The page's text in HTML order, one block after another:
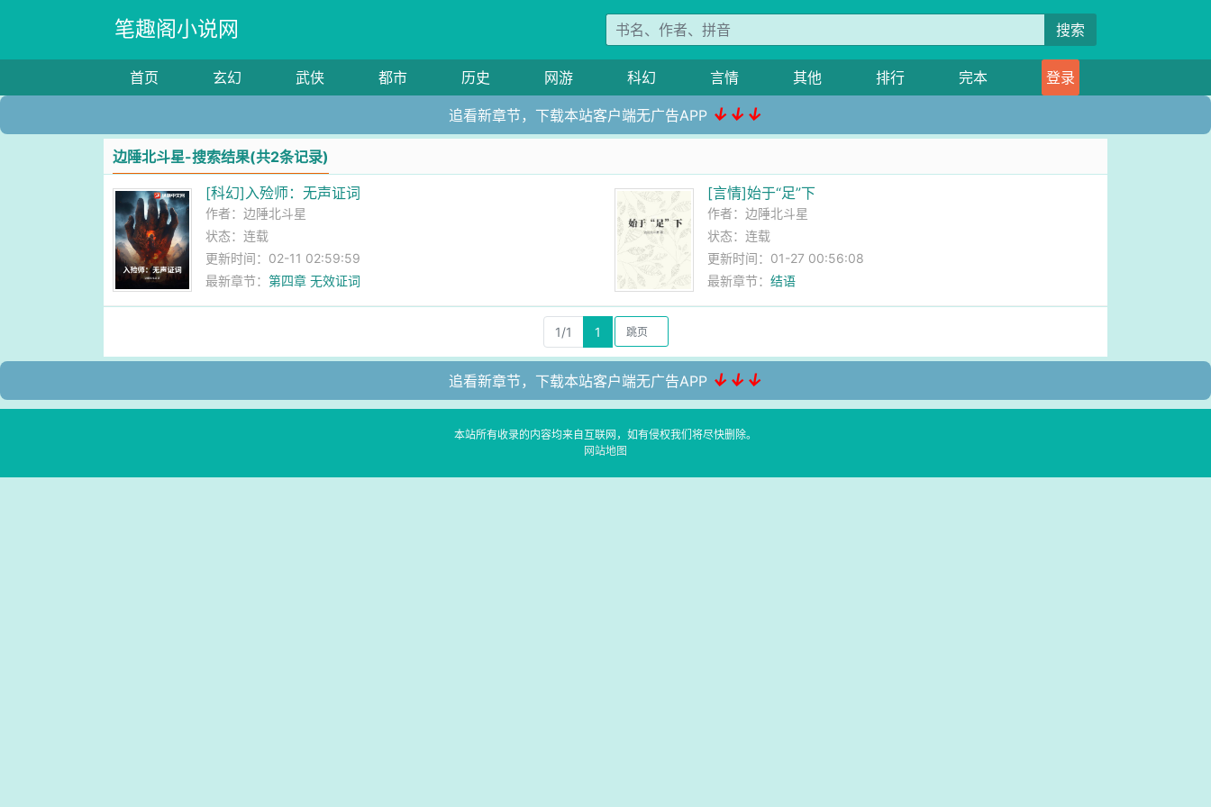
笔趣阁小说网 搜索
首页 玄幻 武侠 都市 历史 网游 科幻 言情 其他 排行 完本 登录
追看新章节，下载本站客户端无广告APP ↓↓↓
边陲北斗星-搜索结果(共2条记录)
[科幻]入殓师：无声证词
作者：边陲北斗星
状态：连载
更新时间：02-11 02:59:59
最新章节：第四章 无效证词
[言情]始于“足”下
作者： 边陲北斗星
状态：连载
更新时间：01-27 00:56:08
最新章节： 结语
1/1 1
追看新章节，下载本站客户端无广告APP ↓↓↓
本站所有收录的内容均来自互联网，如有侵权我们将尽快删除。
网站地图